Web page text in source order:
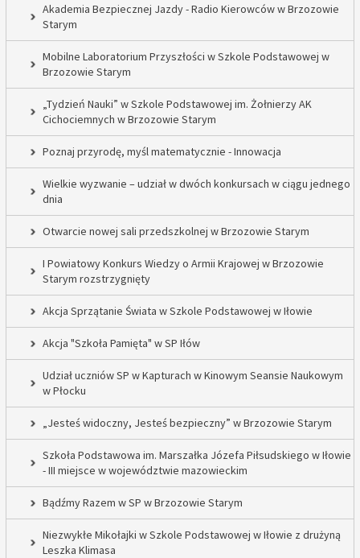
Akademia Bezpiecznej Jazdy - Radio Kierowców w Brzozowie
Starym
Mobilne Laboratorium Przyszłości w Szkole Podstawowej w
Brzozowie Starym
„Tydzień Nauki” w Szkole Podstawowej im. Żołnierzy AK
Cichociemnych w Brzozowie Starym
Poznaj przyrodę, myśl matematycznie - Innowacja
Wielkie wyzwanie – udział w dwóch konkursach w ciągu jednego
dnia
Otwarcie nowej sali przedszkolnej w Brzozowie Starym
I Powiatowy Konkurs Wiedzy o Armii Krajowej w Brzozowie
Starym rozstrzygnięty
Akcja Sprzątanie Świata w Szkole Podstawowej w Iłowie
Akcja "Szkoła Pamięta" w SP Iłów
Udział uczniów SP w Kapturach w Kinowym Seansie Naukowym
w Płocku
„Jesteś widoczny, Jesteś bezpieczny” w Brzozowie Starym
Szkoła Podstawowa im. Marszałka Józefa Piłsudskiego w Iłowie
- III miejsce w województwie mazowieckim
Bądźmy Razem w SP w Brzozowie Starym
Niezwykłe Mikołajki w Szkole Podstawowej w Iłowie z drużyną
Leszka Klimasa